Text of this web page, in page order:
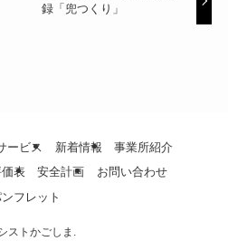
録「兜つくり」
ービス 新着情報
事業所紹介
表 安全計画
お問い合わせ
フレット
ストかごしま.